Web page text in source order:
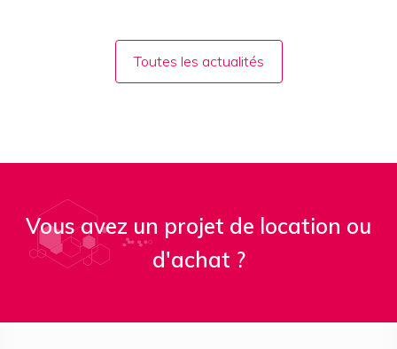
Toutes les actualités
Vous avez un projet de location ou
d'achat ?